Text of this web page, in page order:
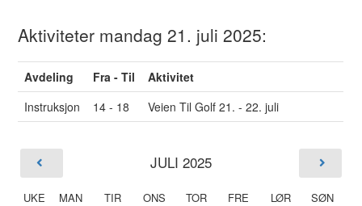
Aktiviteter mandag 21. juli 2025:
Avdeling Fra - Til
Aktivitet
Instruksjon
14 - 18 Veien Til Golf 21. - 22. juli
JULI 2025
UKE MAN TIR ONS TOR FRE LØR SØN